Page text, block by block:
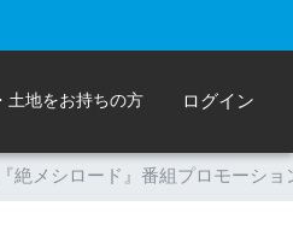
土地をお持ちの方 ログイン
絶メシロード』番組プロモーショ